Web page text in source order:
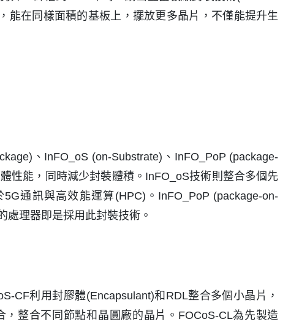
能在同樣面積的基板上，擺放更多晶片，不僅能提升生
、InFO_oS (on-Substrate)、InFO_PoP (package-
性能，同時減少封裝體積。InFO_oS技術則整合多個先
通訊與高效能運算(HPC)。InFO_PoP (package-on-
處理器即是採用此封裝技術。
CF利用封膠體(Encapsulant)和RDL整合多個小晶片，
整合不同節點和晶圓廠的晶片。FOCoS-CL為先製造